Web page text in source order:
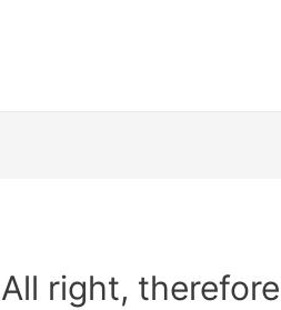
All right,